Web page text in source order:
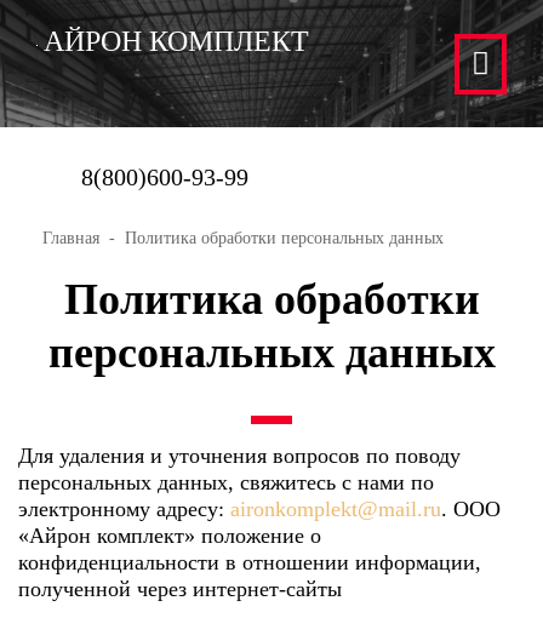
АЙРОН КОМПЛЕКТ
8(800)600-93-99
Главная Политика обработки персональных данных
Политика обработки
персональных данных
Для удаления и уточнения вопросов по поводу
персональных данных, свяжитесь с нами по
электронному адресу: aironkomplekt@mail.ru. ООО
«Айрон комплект» положение о
конфиденциальности в отношении информации,
полученной через интернет-сайты